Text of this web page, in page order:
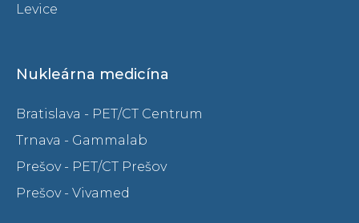
Levice
Nukleárna medicína
Bratislava - PET/CT Centrum
Trnava - Gammalab
Prešov - PET/CT Prešov
Prešov - Vivamed